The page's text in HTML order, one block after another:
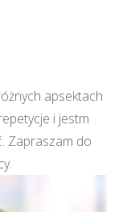
apsektach
i jestm
Zapraszam do